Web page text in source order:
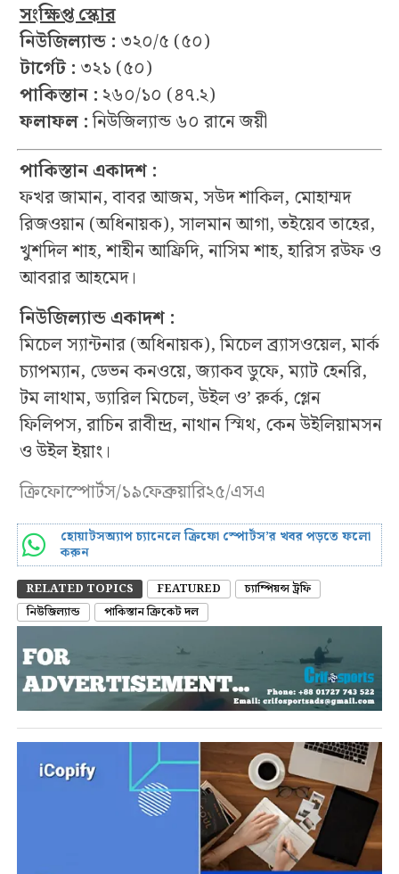
সংক্ষিপ্ত স্কোর
নিউজিল্যান্ড : ৩২০/৫ (৫০)
টার্গেট : ৩২১ (৫০)
পাকিস্তান : ২৬০/১০ (৪৭.২)
ফলাফল :নিউজিল্যান্ড ৬০ রানে জয়ী
পাকিস্তান একাদশ :
ফখর জামান, বাবর আজম, সউদ শাকিল, মোহাম্মদ
রিজওয়ান (অধিনায়ক), সালমান আগা, তইয়েব তাহের,
খুশদিল শাহ, শাহীন আফ্রিদি, নাসিম শাহ, হারিস রউফ ও
আবরার আহমেদ।
নিউজিল্যান্ড একাদশ :
মিচেল স্যান্টনার (অধিনায়ক), মিচেল ব্র্যাসওয়েল, মার্ক
চ্যাপম্যান, ডেভন কনওয়ে, জ্যাকব ডুফে, ম্যাট হেনরি,
টম লাথাম, ড্যারিল মিচেল, উইল ও’ রুর্ক, গ্লেন
ফিলিপস, রাচিন রাবীন্দ্র, নাথান স্মিথ, কেন উইলিয়ামসন
ও উইল ইয়াং।
ক্রিফোস্পোর্টস/১৯ফেব্রুয়ারি২৫/এসএ
হোয়াটসঅ্যাপ চ্যানেলে ক্রিফো স্পোর্টস’র খবর পড়তে ফলো
করুন
RELATED TOPICS FEATURED
চ্যাম্পিয়ন্স ট্রফি
নিউজিল্যান্ড
পাকিস্তান ক্রিকেট দল